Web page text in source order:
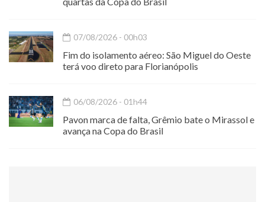
07/08/2026 - 00h03
Fim do isolamento aéreo: São Miguel do Oeste
terá voo direto para Florianópolis
06/08/2026 - 01h44
Pavon marca de falta, Grêmio bate o Mirassol e
avança na Copa do Brasil